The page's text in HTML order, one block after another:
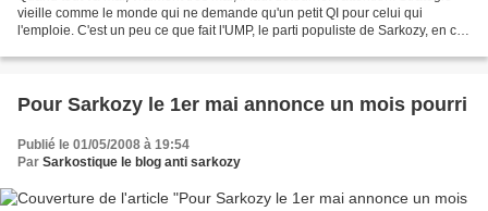
vieille comme le monde qui ne demande qu'un petit QI pour celui qui
l'emploie. C'est un peu ce que fait l'UMP, le parti populiste de Sarkozy, en ce
Pour Sarkozy le 1er mai annonce un mois pourri
Publié le 01/05/2008 à 19:54
Par Sarkostique le blog anti sarkozy